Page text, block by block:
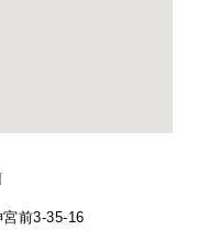
前3-35-16